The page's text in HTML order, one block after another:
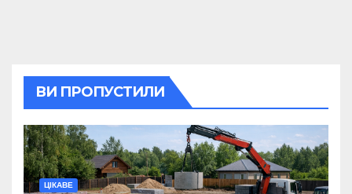
ВИ ПРОПУСТИЛИ
ЦІКАВЕ